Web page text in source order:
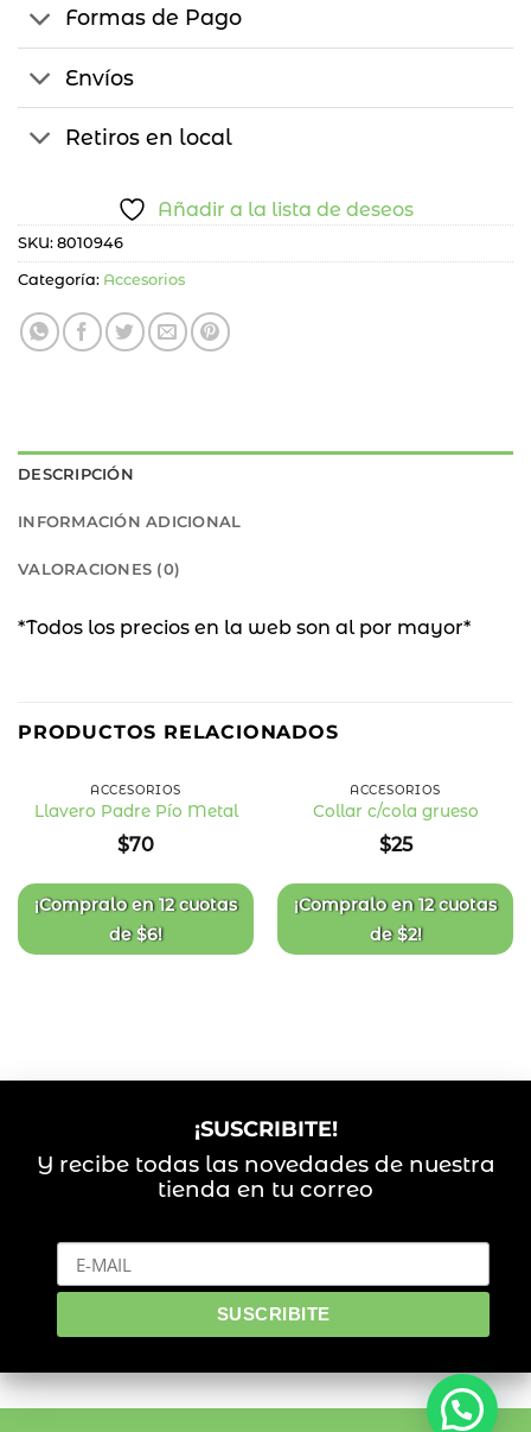
Formas de Pago
Envíos
Retiros en local
Añadir a la lista de deseos
SKU: 8010946
Categoría: Accesorios
DESCRIPCIÓN
INFORMACIÓN ADICIONAL
VALORACIONES (0)
*Todos los precios en la web son al por mayor*
PRODUCTOS RELACIONADOS
de
deseos
ACCESORIOS
Llavero Padre Pío Metal
$70
¡Compralo en12 cuotas
de$6!
de
deseos
ACCESORIOS
Collar c/cola grueso
$25
¡Compralo en12 cuotas
de$2!
¡SUSCRIBITE!
Y recibe todas las novedades de nuestra
tienda en tu correo